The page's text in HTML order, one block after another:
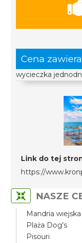
Cena zawiera
wycieczka
Link do tej
https://
NASZE
Mandria
Plaża Dog's
Pisouri